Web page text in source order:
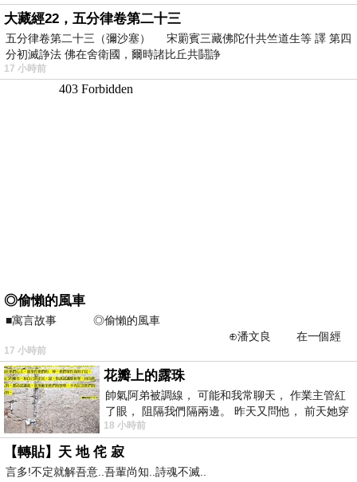
大藏經22，五分律卷第二十三
五分律卷第二十三（彌沙塞） 宋罽賓三藏佛陀什共竺道生等 譯 第四
分初滅諍法 佛在舍衛國，爾時諸比丘共鬪諍
17 小時前
◎偷懶的風車
■寓言故事 ◎偷懶的風車
⊕潘文良 在一個經
常颳風的山丘上—&m
17 小時前
花瓣上的露珠
帥氣阿弟被調線， 可能和我常聊天， 作業主管紅
了眼， 阻隔我們隔兩邊。 昨天又問他， 前天她穿
什麼顏色衣服， 不經
18 小時前
【轉貼】天 地 侘 寂
言多!不定就解吾意..吾輩尚知..詩魂不滅..